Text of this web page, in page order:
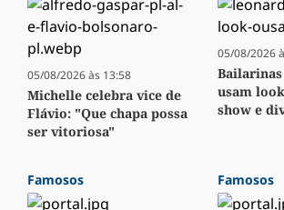
05/08/2026 às 13:58
Michelle celebra vice de
Flávio: "Que chapa possa
ser vitoriosa"
05/08/2026
usam
show e
Famosos Famosos